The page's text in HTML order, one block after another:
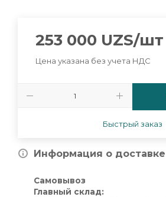
253 000 UZS/шт
Цена указана без учета НДС
Быстрый заказ
Информация о доставке
Самовывоз
Главный склад: